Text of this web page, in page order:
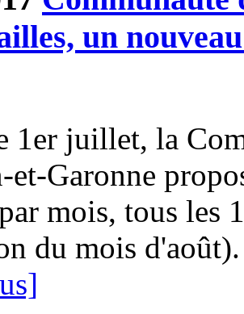
un
1er juillet, la
et-Garonne
mois, tous les
du mois